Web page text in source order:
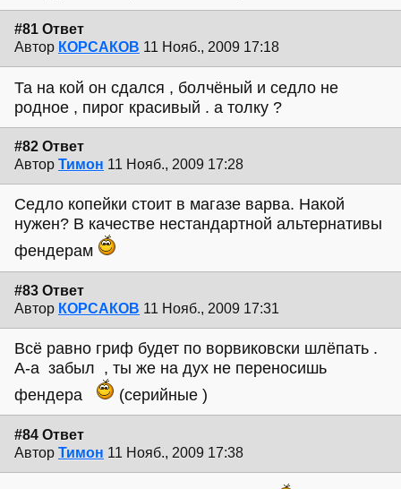
#81 Ответ
Автор КОРСАКОВ 11 Нояб., 2009 17:18
Та на кой он сдался , болчёный и седло не
родное , пирог красивый . а толку ?
#82 Ответ
Автор Тимон 11 Нояб., 2009 17:28
Седло копейки стоит в магазе варва. Накой
нужен? В качестве нестандартной альтернативы
фендерам
#83 Ответ
Автор КОРСАКОВ 11 Нояб., 2009 17:31
Всё равно гриф будет по ворвиковски шлёпать .
А-а забыл , ты же на дух не переносишь
фендера
(серийные )
#84 Ответ
Автор Тимон 11 Нояб., 2009 17:38